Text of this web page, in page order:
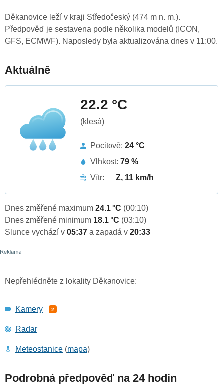
Děkanovice leží v kraji Středočeský (474 m n. m.).
Předpověď je sestavena podle několika modelů (ICON,
GFS, ECMWF). Naposledy byla aktualizována dnes v 11:00.
Aktuálně
22.2 °C
(klesá)
Pocitově: 24 °C
Vlhkost: 79 %
Vítr:
Z, 11 km/h
Dnes změřené maximum 24.1 °C (00:10)
Dnes změřené minimum 18.1 °C (03:10)
Slunce vychází v 05:37 a zapadá v 20:33
Nepřehlédněte z lokality Děkanovice:
Kamery 2
Radar
Meteostanice (mapa)
Podrobná předpověď na 24 hodin